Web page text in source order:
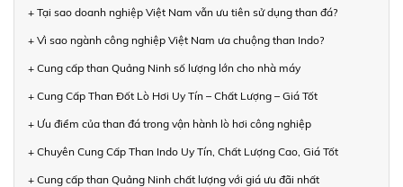
+ Tại sao doanh nghiệp Việt Nam vẫn ưu tiên sử dụng than đá?
+ Vì sao ngành công nghiệp Việt Nam ưa chuộng than Indo?
+ Cung cấp than Quảng Ninh số lượng lớn cho nhà máy
+ Cung Cấp Than Đốt Lò Hơi Uy Tín – Chất Lượng – Giá Tốt
+ Ưu điểm của than đá trong vận hành lò hơi công nghiệp
+ Chuyên Cung Cấp Than Indo Uy Tín, Chất Lượng Cao, Giá Tốt
+ Cung cấp than Quảng Ninh chất lượng với giá ưu đãi nhất